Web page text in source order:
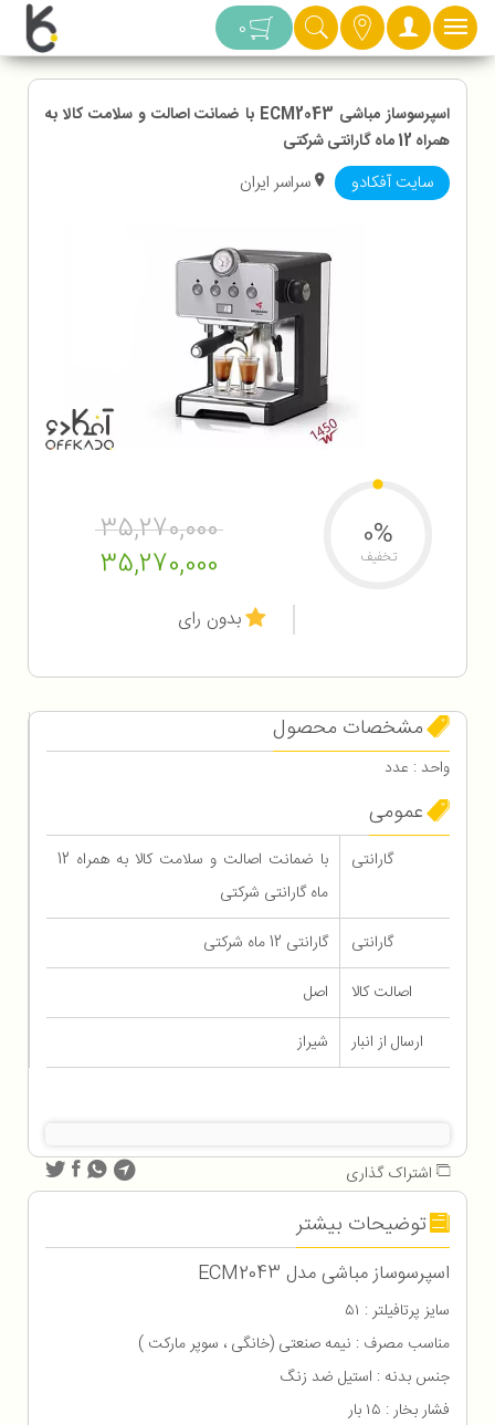
دسته بندی 0
اسپرسوساز مباشی ECM2043 با ضمانت اصالت و سلامت کالا به
همراه 12 ماه گارانتی شرکتی
سایت آفکادو سراسر ایران
35,270,000
35,270,000
0%
تخفیف
بدون رای
مشخصات محصول
واحد : عدد
عمومی
گارانتی
با ضمانت اصالت و سلامت کالا به همراه 12
ماه گارانتی شرکتی
گارانتی
گارانتی 12 ماه شرکتی
اصالت کالا
اصل
ارسال از انبار
شیراز
اشتراک گذاری
توضیحات بیشتر
اسپرسوساز مباشی مدل ECM2043
سایز پرتافیلتر : ۵۱
مناسب مصرف : نیمه صنعتی (خانگی ، سوپر مارکت )
جنس بدنه : استیل ضد زنگ
فشار بخار : ۱۵ بار